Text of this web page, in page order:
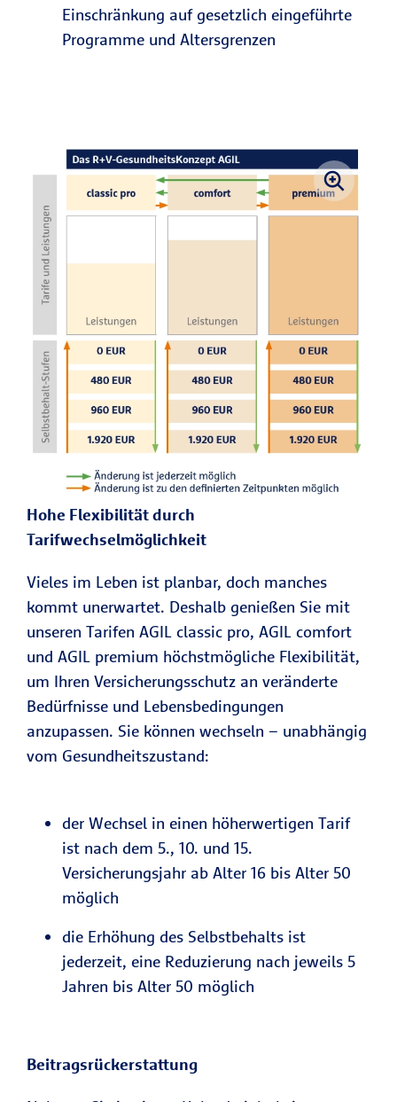
Einschränkung auf gesetzlich eingeführte
Programme und Altersgrenzen
Hohe Flexibilität durch
Tarifwechselmöglichkeit
Vieles im Leben ist planbar, doch manches
kommt unerwartet. Deshalb genießen Sie mit
unseren Tarifen AGIL classic pro, AGIL comfort
und AGIL premium höchstmögliche Flexibilität,
um Ihren Versicherungsschutz an veränderte
Bedürfnisse und Lebensbedingungen
anzupassen. Sie können wechseln – unabhängig
vom Gesundheitszustand:
der Wechsel in einen höherwertigen Tarif
ist nach dem 5., 10. und 15.
Versicherungsjahr ab Alter 16 bis Alter 50
möglich
die Erhöhung des Selbstbehalts ist
jederzeit, eine Reduzierung nach jeweils 5
Jahren bis Alter 50 möglich
Beitragsrückerstattung